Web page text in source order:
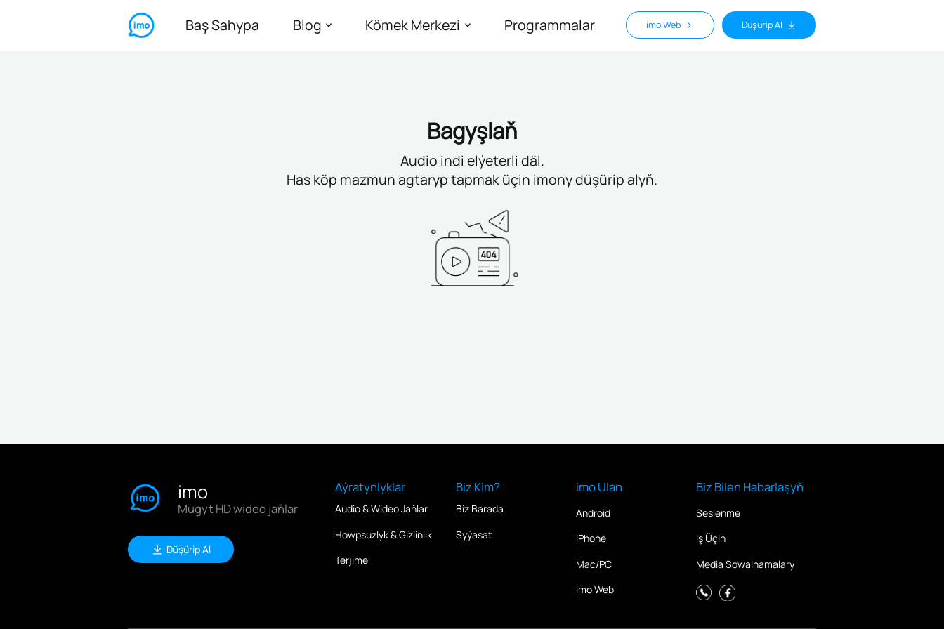
Baş Sahypa Blog Kömek Merkezi Programmalar imo Web Düşürip Al
Bagyşlaň
Audio indi elýeterli däl.
Has köp mazmun agtaryp tapmak üçin imony düşürip alyň.
imo
Mugyt HD wideo jaňlar
Düşürip Al
Aýratynlyklar
Audio & Wideo Jaňlar
Howpsuzlyk & Gizlinlik
Terjime
Biz Kim?
Biz Barada
Syýasat
imo Ulan
Android
iPhone
Mac/PC
imo Web
Biz Bilen Habarlaşyň
Seslenme
Iş Üçin
Media Sowalnamalary